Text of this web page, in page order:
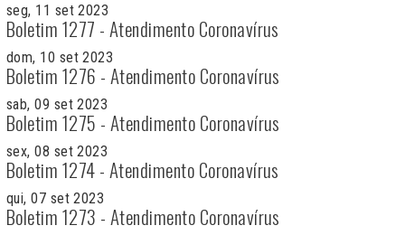
seg, 11 set 2023
Boletim 1277 - Atendimento Coronavírus
dom, 10 set 2023
Boletim 1276 - Atendimento Coronavírus
sab, 09 set 2023
Boletim 1275 - Atendimento Coronavírus
sex, 08 set 2023
Boletim 1274 - Atendimento Coronavírus
qui, 07 set 2023
Boletim 1273 - Atendimento Coronavírus